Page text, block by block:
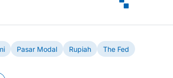
Pasar Modal Rupiah The Fed